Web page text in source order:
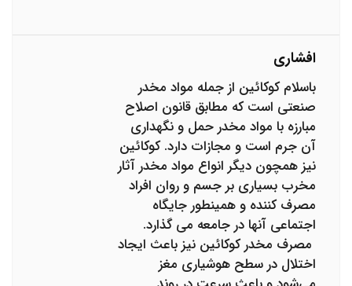
افشاری
باسلام کوکائین از جمله مواد مخدر
صنعتی است که مطابق قانون اصلاح
مبارزه با مواد مخدر حمل و نگهداری
آن جرم است و مجازات دارد. کوکائین
نیز همچون دیگر انواع مواد مخدر آثار
مخرب بسیاری بر جسم و روان افراد
مصرف کننده و همینطور جایگاه
اجتماعی آنها در جامعه می گذارد.
مصرف مخدر کوکائین نیز باعث ایجاد
اختلال در سطح هوشیاری مغز